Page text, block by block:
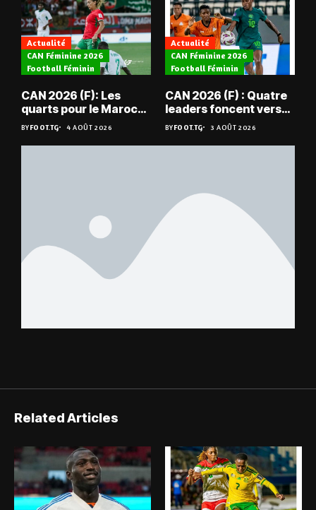
Actualité
CAN Féminine 2026
Football Féminin
CAN 2026 (F): Les
quarts pour le Maroc
et l’Algérie
BYFOOT.TG 4 AOÛT 2026
Actualité
CAN Féminine 2026
Football Féminin
CAN 2026 (F) : Quatre
leaders foncent vers
les quarts
BYFOOT.TG 3 AOÛT 2026
Related Articles